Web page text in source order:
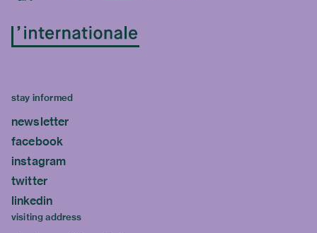
stay informed
newsletter
facebook
instagram
twitter
linkedin
visiting address